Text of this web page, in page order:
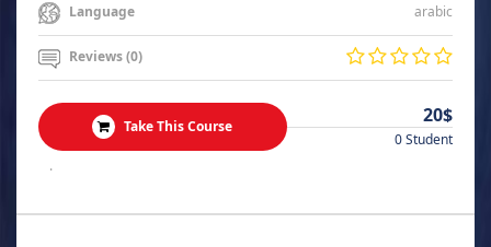
Language arabic
Reviews (0)
Take This Course 20$
0 Student
.